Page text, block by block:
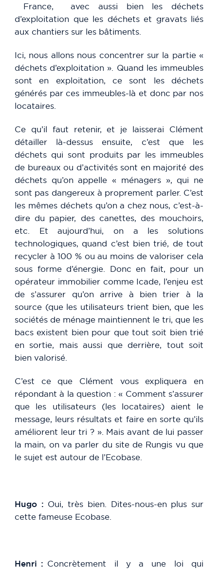
France, avec aussi bien les déchets
d’exploitation que les déchets et gravats liés
aux chantiers sur les bâtiments.
Ici, nous allons nous concentrer sur la partie «
déchets d’exploitation ». Quand les immeubles
sont en exploitation, ce sont les déchets
générés par ces immeubles-là et donc par nos
locataires.
Ce qu’il faut retenir, et je laisserai Clément
détailler là-dessus ensuite, c’est que les
déchets qui sont produits par les immeubles
de bureaux ou d’activités sont en majorité des
déchets qu’on appelle « ménagers », qui ne
sont pas dangereux à proprement parler. C’est
les mêmes déchets qu’on a chez nous, c’est-à-
dire du papier, des canettes, des mouchoirs,
etc. Et aujourd’hui, on a les solutions
technologiques, quand c’est bien trié, de tout
recycler à 100 % ou au moins de valoriser cela
sous forme d’énergie. Donc en fait, pour un
opérateur immobilier comme Icade, l’enjeu est
de s’assurer qu’on arrive à bien trier à la
source (que les utilisateurs trient bien, que les
sociétés de ménage maintiennent le tri, que les
bacs existent bien pour que tout soit bien trié
en sortie, mais aussi que derrière, tout soit
bien valorisé.
C’est ce que Clément vous expliquera en
répondant à la question : « Comment s’assurer
que les utilisateurs (les locataires) aient le
message, leurs résultats et faire en sorte qu’ils
améliorent leur tri ? ». Mais avant de lui passer
la main, on va parler du site de Rungis vu que
le sujet est autour de l’Ecobase.
Hugo : Oui, très bien. Dites-nous-en plus sur
cette fameuse Ecobase.
Henri : Concrètement il y a une loi qui